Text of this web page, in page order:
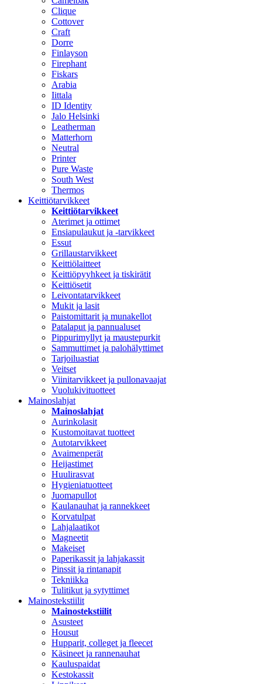
Clique
Cottover
Craft
Dorre
Finlayson
Firephant
Fiskars
Arabia
Iittala
ID Identity
Jalo Helsinki
Leatherman
Matterhorn
Neutral
Printer
Pure Waste
South West
Thermos
Keittiötarvikkeet
Keittiötarvikkeet
Aterimet ja ottimet
Ensiapulaukut ja -tarvikkeet
Essut
Grillaustarvikkeet
Keittiölaitteet
Keittiöpyyhkeet ja tiskirätit
Keittiösetit
Leivontatarvikkeet
Mukit ja lasit
Paistomittarit ja munakellot
Patalaput ja pannualuset
Pippurimyllyt ja maustepurkit
Sammuttimet ja palohälyttimet
Tarjoiluastiat
Veitset
Viinitarvikkeet ja pullonavaajat
Vuolukivituotteet
Mainoslahjat
Mainoslahjat
Aurinkolasit
Kustomoitavat tuotteet
Autotarvikkeet
Avaimenperät
Heijastimet
Huulirasvat
Hygieniatuotteet
Juomapullot
Kaulanauhat ja rannekkeet
Korvatulpat
Lahjalaatikot
Magneetit
Makeiset
Paperikassit ja lahjakassit
Pinssit ja rintanapit
Tekniikka
Tulitikut ja sytyttimet
Mainostekstiilit
Mainostekstiilit
Asusteet
Housut
Hupparit, colleget ja fleecet
Käsineet ja rannenauhat
Kauluspaidat
Kestokassit